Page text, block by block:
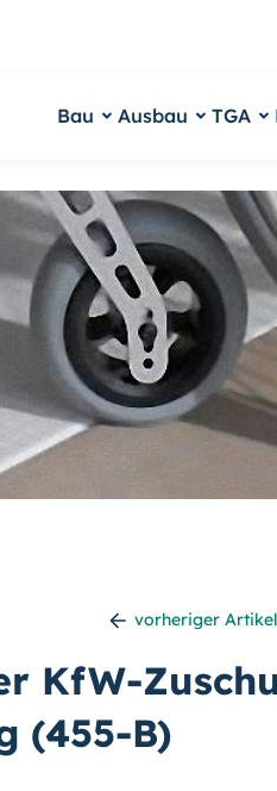
Bau Ausbau TGA
vorheriger Artikel
KfW-
(455-B)